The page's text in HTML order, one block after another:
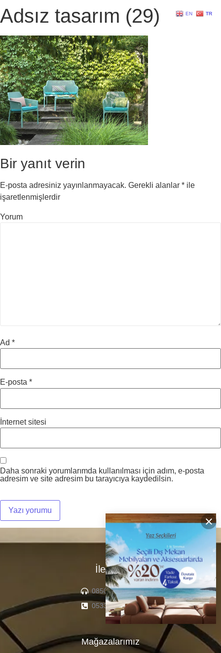
×
Adsız tasarım (29)
Bir yanıt verin
E-posta adresiniz yayınlanmayacak. Gerekli alanlar * ile
işaretlenmişlerdir
Yorum
Ad *
E-posta *
İnternet sitesi
Daha sonraki yorumlarımda kullanılması için adım, e-posta
adresim ve site adresim bu tarayıcıya kaydedilsin.
İletişim
0850 307 04 22
0533 336 71 13
Mağazalarımız
EN TR